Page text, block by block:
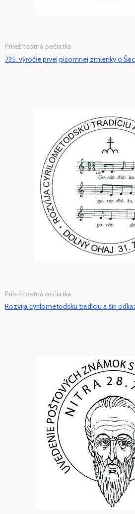
Príležitostná pečiatka
735. výročie prvej písomnej zmienky o
Príležitostná pečiatka
Rozvíja cyrilometodskú tradíciu a šíri